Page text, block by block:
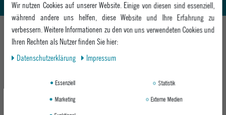
Whatsapp Support
HILFE UND BERATUNG
Beratung
Zahlung & Versand
INFO & KONTAKT
Montag - Freitag: 8:00 - 18:00
We Care - Wiederverwendete Verpackungen
Wir nutzen Cookies auf unserer Website. Einige von diesen sind essenziell,
während andere uns helfen, diese Website und Ihre Erfahrung zu
verbessern. Weitere Informationen zu den von uns verwendeten Cookies und
Ihren Rechten als Nutzer finden Sie hier:
Daten­schutz­erklärung
Impressum
Essenziell
Statistik
Marketing
Externe Medien